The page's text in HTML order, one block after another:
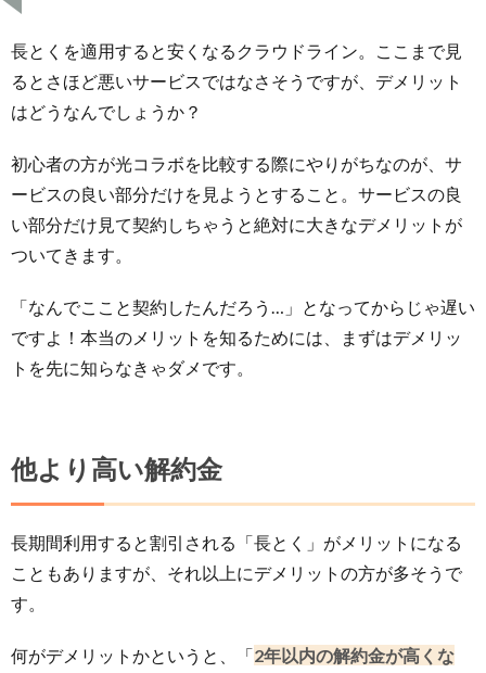
長とくを適用すると安くなるクラウドライン。ここまで見
るとさほど悪いサービスではなさそうですが、デメリット
はどうなんでしょうか？
初心者の方が光コラボを比較する際にやりがちなのが、サ
ービスの良い部分だけを見ようとすること。サービスの良
い部分だけ見て契約しちゃうと絶対に大きなデメリットが
ついてきます。
「なんでここと契約したんだろう…」となってからじゃ遅い
ですよ！本当のメリットを知るためには、まずはデメリッ
トを先に知らなきゃダメです。
他より高い解約金
長期間利用すると割引される「長とく」がメリットになる
こともありますが、それ以上にデメリットの方が多そうで
す。
何がデメリットかというと、「2年以内の解約金が高くな